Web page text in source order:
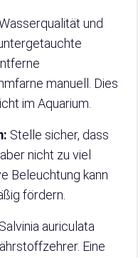
und
manuell. Dies
im Aquarium.
Stelle sicher, dass
nicht zu viel
Beleuchtung kann
fördern.
Salvinia auriculata
Eine